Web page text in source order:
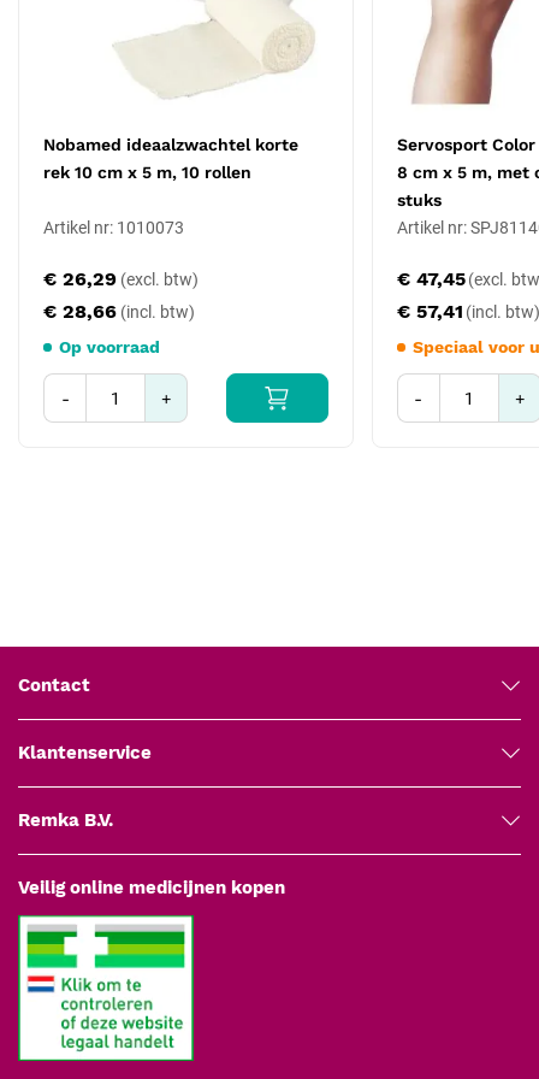
Merk: Nobamed (NOBA)
Type: ideaalzwachtel, elastische korte rek (DIN-elastisch)
Materiaal: 100% katoen, met sluitranden
Afmeting: 8 cm x 5 m
Nobamed ideaalzwachtel korte
rek 10 cm x 5 m, 10 rollen
Artikel nr: 1010073
€ 28,66
€ 26,29
Op voorraad
- +
Servosport
8 cm x 5 m, met
stuks
Artikel nr:
€ 57,41
€ 47,45
Speciaal voor
- +
Contact
Klantenservice
Remka B.V.
Veilig online medicijnen kopen